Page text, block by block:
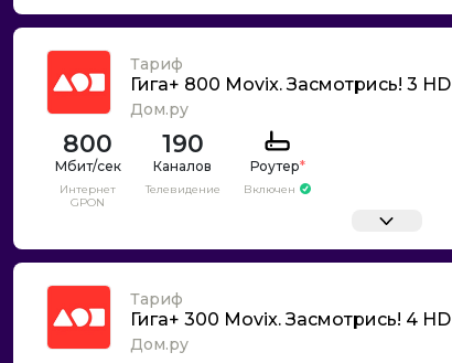
Тариф
Гига+ 800 Movix. Засмотрись! 3 HD
Дом.ру
800
Интернет
GPON
190
Каналов
Телевидение
Роутер*
Включен
Тариф
Гига+ 300 Movix. Засмотрись! 4 HD
Дом.ру